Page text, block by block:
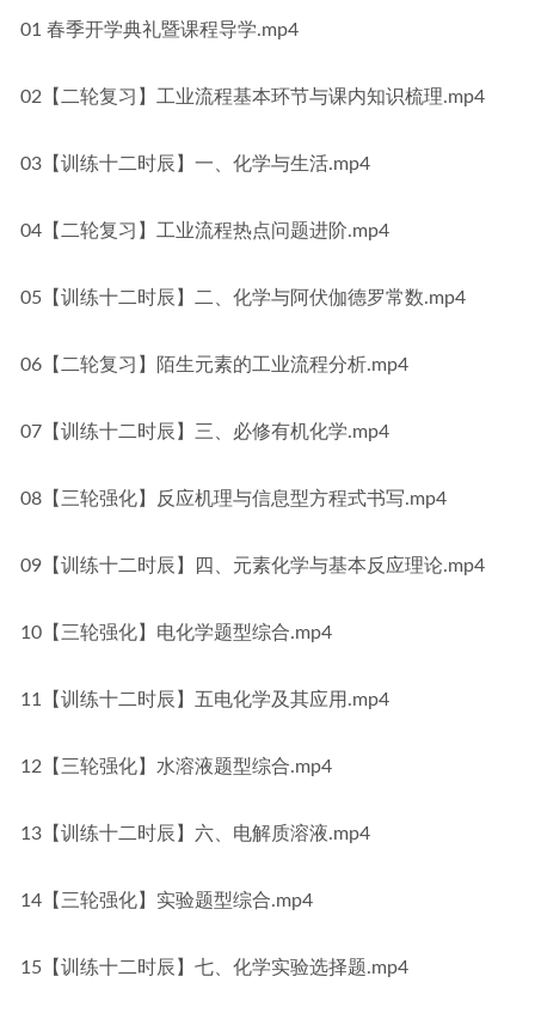
01 春季开学典礼暨课程导学.mp4
02【二轮复习】工业流程基本环节与课内知识梳理.mp4
03【训练十二时辰】一、化学与生活.mp4
04【二轮复习】工业流程热点问题进阶.mp4
05【训练十二时辰】二、化学与阿伏伽德罗常数.mp4
06【二轮复习】陌生元素的工业流程分析.mp4
07【训练十二时辰】三、必修有机化学.mp4
08【三轮强化】反应机理与信息型方程式书写.mp4
09【训练十二时辰】四、元素化学与基本反应理论.mp4
10【三轮强化】电化学题型综合.mp4
11【训练十二时辰】五电化学及其应用.mp4
12【三轮强化】水溶液题型综合.mp4
13【训练十二时辰】六、电解质溶液.mp4
14【三轮强化】实验题型综合.mp4
15【训练十二时辰】七、化学实验选择题.mp4